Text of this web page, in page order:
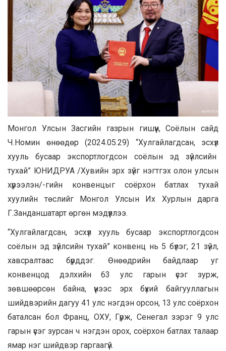
Монгол Улсын Засгийн газрын гишүүн, Соёлын сайд
Ч.Номин өнөөдөр (2024.05.29) “Хулгайлагдсан, эсхүл
хууль бусаар экспортлогдсон соёлын эд зүйлсийн
тухай” ЮНИДРУА /Хувийн эрх зүйг нэгтгэх олон улсын
хүрээлэн/-гийн конвенцыг соёрхон батлах тухай
хуулийн төслийг Монгол Улсын Их Хурлын дарга
Г.Занданшатарт өргөн мэдүүллээ.
“Хулгайлагдсан, эсхүл хууль бусаар экспортлогдсон
соёлын эд зүйлсийн тухай” конвенц нь 5 бүлэг, 21 зүйл,
хавсралтаас бүрддэг. Өнөөдрийн байдлаар уг
конвенцод дэлхийн 63 улс гарын үсэг зурж,
зөвшөөрсөн байна, үүнээс эрх бүхий байгууллагын
шийдвэрийн дагуу 41 улс нэгдэн орсон, 13 улс соёрхон
баталсан бол Франц, ОХУ, Гүрж, Сенегал зэрэг 9 улс
гарын үсэг зурсан ч нэгдэн орох, соёрхон батлах талаар
ямар нэг шийдвэр гаргаагүй.